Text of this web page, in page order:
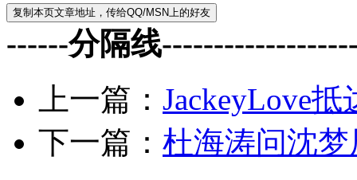
------分隔线
上一篇： JackeyLove
下一篇： 杜海涛问沈